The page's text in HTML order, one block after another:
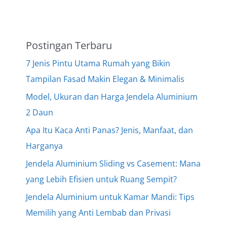
Postingan Terbaru
7 Jenis Pintu Utama Rumah yang Bikin
Tampilan Fasad Makin Elegan & Minimalis
Model, Ukuran dan Harga Jendela Aluminium
2 Daun
Apa Itu Kaca Anti Panas? Jenis, Manfaat, dan
Harganya
Jendela Aluminium Sliding vs Casement: Mana
yang Lebih Efisien untuk Ruang Sempit?
Jendela Aluminium untuk Kamar Mandi: Tips
Memilih yang Anti Lembab dan Privasi